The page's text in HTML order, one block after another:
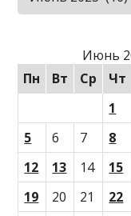
Июнь
Пн
Вт Ср Чт
1
5
6 7 8
12
13 14 15
19
20 21 22